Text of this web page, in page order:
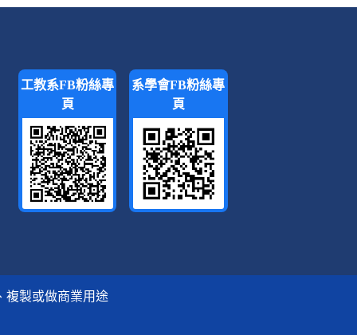
工教系FB粉絲專
頁
系學會FB粉絲專
頁
複製或做商業用途